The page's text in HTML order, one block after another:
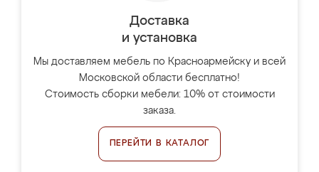
Доставка
и установка
Мы доставляем мебель по Красноармейску и всей
Московской области бесплатно!
Стоимость сборки мебели: 10% от стоимости
заказа.
ПЕРЕЙТИ В КАТАЛОГ